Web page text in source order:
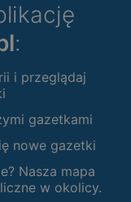
:
i przeglądaj
gazetkami
nowe gazetki
Nasza mapa
w okolicy.